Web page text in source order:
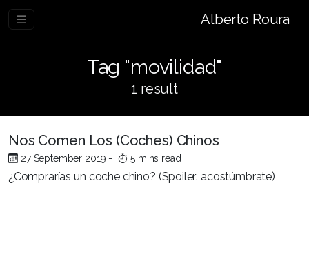
Alberto Roura
Tag "movilidad"
1 result
Nos Comen Los (Coches) Chinos
27 September 2019 - 5 mins read
¿Comprarías un coche chino? (Spoiler: acostúmbrate)